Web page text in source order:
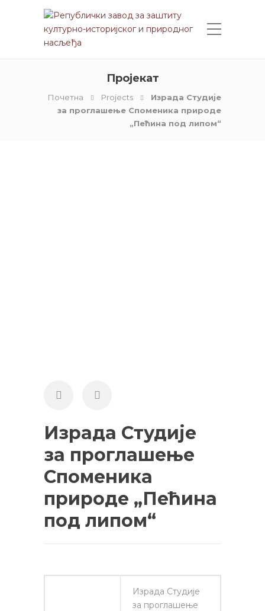
Пројекат
Почетна Projects
Израда Студије
за проглашење Споменика природе
„Пећина под липом“
Израда Студије
за проглашење
Споменика
природе „Пећина
под липом“
Израда Студије
за проглашење